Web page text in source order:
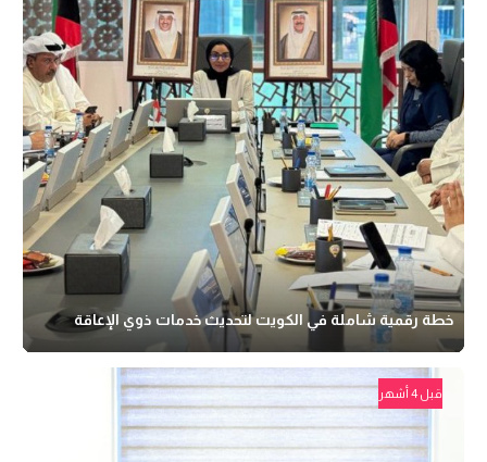
خطة رقمية شاملة في الكويت لتحديث خدمات ذوي الإعاقة
قبل 4 أشهر